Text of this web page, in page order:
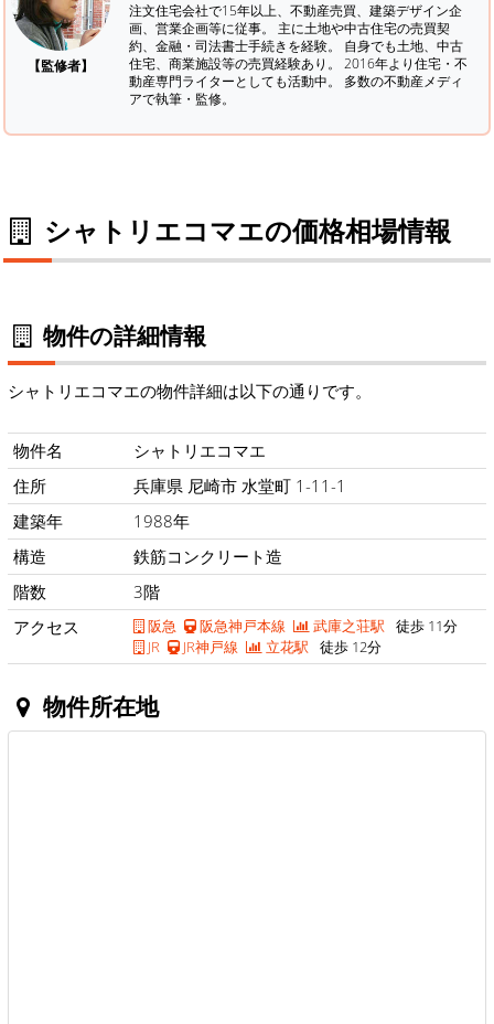
【監修者】
注文住宅会社で15年以上、不動産売買、建築デザイン企
画、営業企画等に従事。 主に土地や中古住宅の売買契
約、金融・司法書士手続きを経験。 自身でも土地、中古
住宅、商業施設等の売買経験あり。 2016年より住宅・不
動産専門ライターとしても活動中。 多数の不動産メディ
アで執筆・監修。
シャトリエコマエの価格相場情報
物件の詳細情報
シャトリエコマエの物件詳細は以下の通りです。
物件名
シャトリエコマエ
住所
兵庫県 尼崎市 水堂町 1-11-1
建築年
1988年
構造
鉄筋コンクリート造
階数
3階
アクセス
阪急 阪急神戸本線 武庫之荘駅 徒歩 11分
JR
JR神戸線 立花駅 徒歩 12分
物件所在地